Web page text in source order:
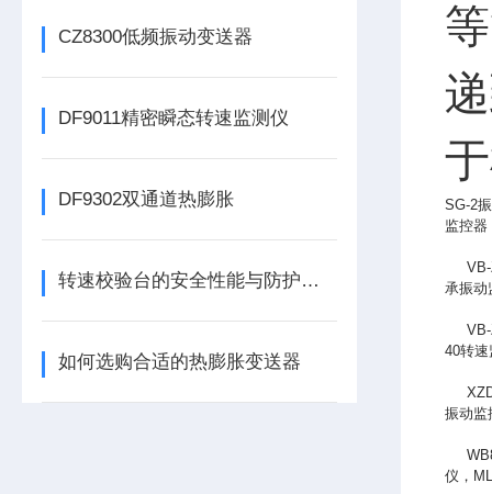
CZ8300低频振动变送器
DF9011精密瞬态转速监测仪
DF9302双通道热膨胀
转速校验台的安全性能与防护措施
如何选购合适的热膨胀变送器
SG-2
监控器
VB-
承振动
VB-
40转
振动监
仪，